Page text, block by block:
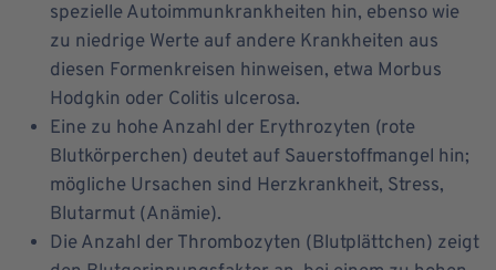
spezielle Autoimmunkrankheiten hin, ebenso wie
zu niedrige Werte auf andere Krankheiten aus
diesen Formenkreisen hinweisen, etwa Morbus
Hodgkin oder Colitis ulcerosa.
Eine zu hohe Anzahl der Erythrozyten (rote
Blutkörperchen) deutet auf Sauerstoffmangel hin;
mögliche Ursachen sind Herzkrankheit, Stress,
Blutarmut (Anämie).
Die Anzahl der Thrombozyten (Blutplättchen) zeigt